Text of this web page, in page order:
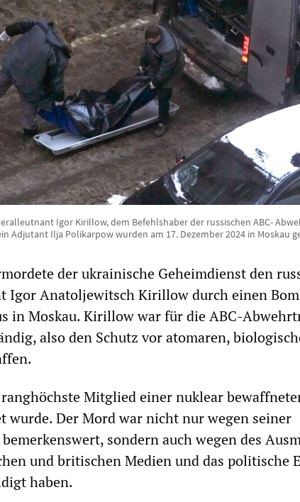
Igor Kirillow, dem Befehlshaber der russischen ABC-
Adjutant Ilja Polikarpow wurden am 17. Dezember 2024 in Moskau
der ukrainische Geheimdienst den
Igor Anatoljewitsch Kirillow durch einen
in Moskau. Kirillow war für die ABC-
also den Schutz vor atomaren,
Mitglied einer nuklear
wurde. Der Mord war nicht nur wegen seiner
sondern auch wegen des
und britischen Medien und das politische
haben.